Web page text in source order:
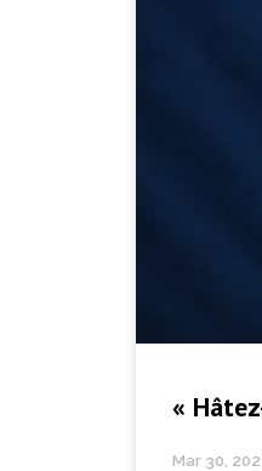
«
Mar 30,